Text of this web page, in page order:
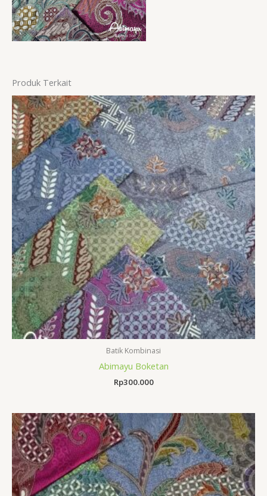
Produk Terkait
Batik Kombinasi
Abimayu Boketan
Rp300.000